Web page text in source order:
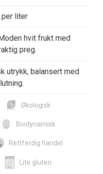
per liter
hvit frukt med
preg.
utrykk, balansert med
Økologisk
Biodynamisk
Rettferdig handel
Lite gluten